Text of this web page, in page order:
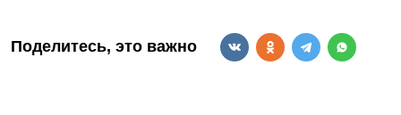
Поделитесь, это важно